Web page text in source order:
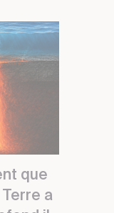
que
Terre a